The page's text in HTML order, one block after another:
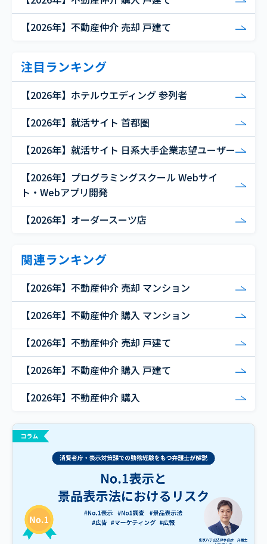
【2026年】不動産仲介 売却 戸建て
注目ランキング
【2026年】ホテルウエディング 参列者
【2026年】就活サイト 首都圏
【2026年】就活サイト 日系大手企業志望ユーザー
【2026年】プログラミングスクール Webサイ
ト・Webアプリ開発
【2026年】オーダースーツ店
関連ランキング
【2026年】不動産仲介 売却 マンション
【2026年】不動産仲介 購入 マンション
【2026年】不動産仲介 売却 戸建て
【2026年】不動産仲介 購入 戸建て
【2026年】不動産仲介 購入